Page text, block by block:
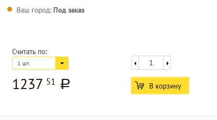
Ваш город: Под заказ
Считать по:
1 шт.
1237 51 a В корзину